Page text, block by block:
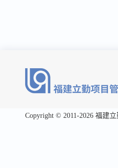
Copyright © 2011-2026 福建